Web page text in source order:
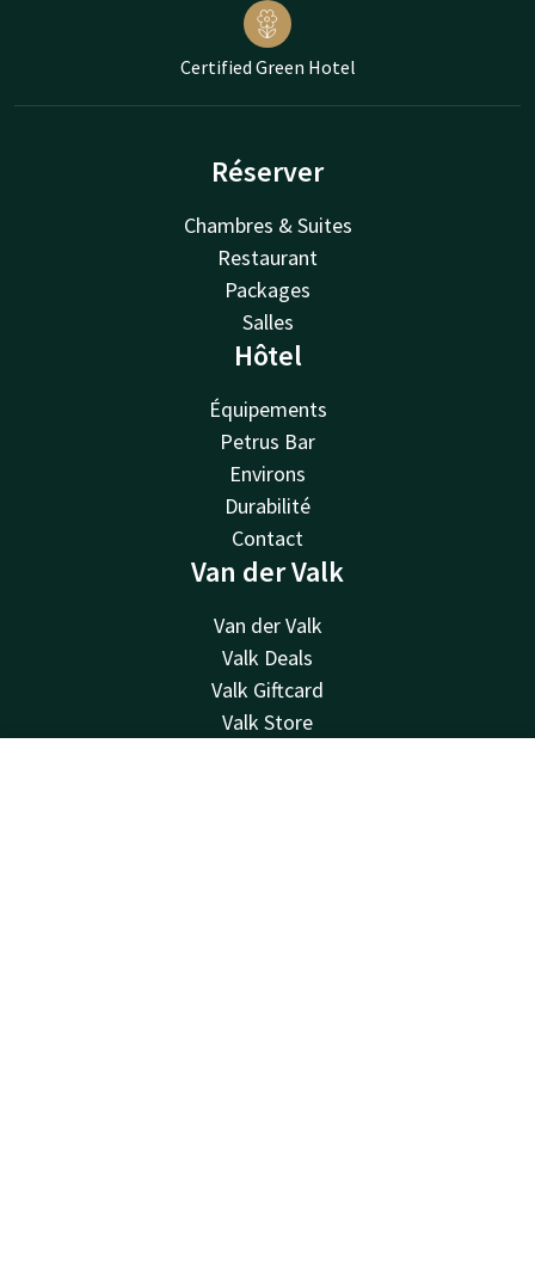
Certified Green Hotel
Réserver
Chambres & Suites
Restaurant
Packages
Salles
Hôtel
Équipements
Petrus Bar
Environs
Durabilité
Contact
Van der Valk
Van der Valk
Valk Deals
Valk Giftcard
Valk Store